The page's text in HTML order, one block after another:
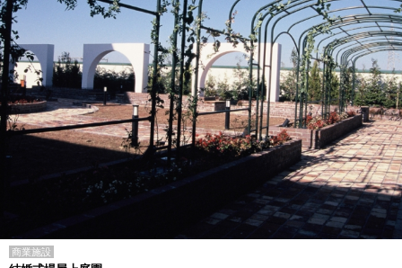
商業施設